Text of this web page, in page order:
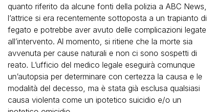
quanto riferito da alcune fonti della polizia a ABC News,
l’attrice si era recentemente sottoposta a un trapianto di
fegato e potrebbe aver avuto delle complicazioni legate
all’intervento. Al momento, si ritiene che la morte sia
avvenuta per cause naturali e non ci sono sospetti di
reato. L’ufficio del medico legale eseguirà comunque
un’autopsia per determinare con certezza la causa e le
modalità del decesso, ma è stata già esclusa qualsiasi
causa violenta come un ipotetico suicidio e/o un